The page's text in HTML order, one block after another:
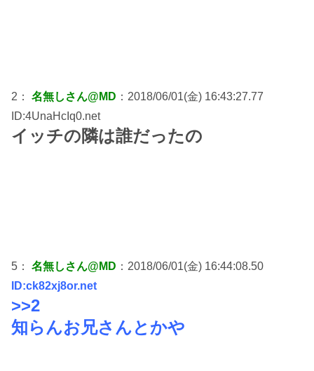
2： 名無しさん@MD ：2018/06/01(金) 16:43:27.77
ID:4UnaHcIq0.net
イッチの隣は誰だったの
5： 名無しさん@MD ：2018/06/01(金) 16:44:08.50
ID:ck82xj8or.net
>>2
知らんお兄さんとかや